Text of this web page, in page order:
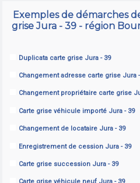
Exemples de démarches
grise Jura - 39 - région
Duplicata carte grise Jura - 39
Changement adresse carte grise Jura
Changement propriétaire carte grise
Carte grise véhicule importé Jura - 39
Changement de locataire Jura - 39
Enregistrement de cession Jura - 39
Carte grise succession Jura - 39